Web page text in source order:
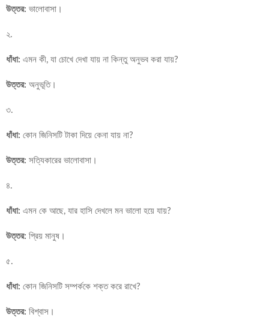
উত্তর: ভালোবাসা।
২.
ধাঁধা: এমন কী, যা চোখে দেখা যায় না কিন্তু অনুভব করা যায়?
উত্তর: অনুভূতি।
৩.
ধাঁধা: কোন জিনিসটি টাকা দিয়ে কেনা যায় না?
উত্তর: সত্যিকারের ভালোবাসা।
৪.
ধাঁধা: এমন কে আছে, যার হাসি দেখলে মন ভালো হয়ে যায়?
উত্তর: প্রিয় মানুষ।
৫.
ধাঁধা: কোন জিনিসটি সম্পর্ককে শক্ত করে রাখে?
উত্তর: বিশ্বাস।